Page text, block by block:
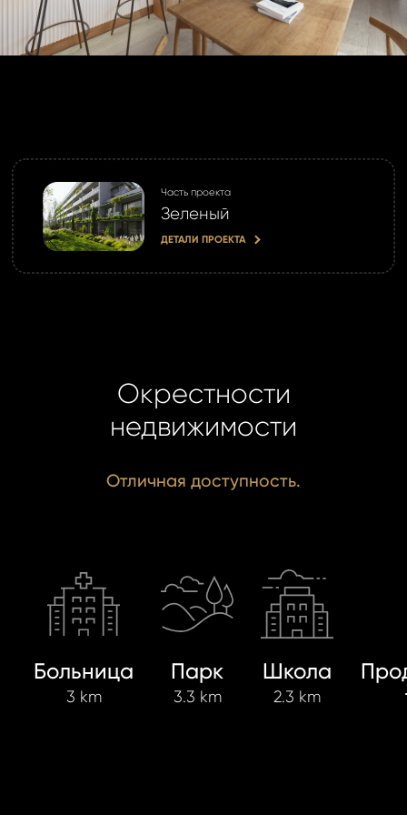
Часть проекта
Зеленый
ДЕТАЛИ ПРОЕКТА
Окрестности
недвижимости
Отличная доступность.
Больница
3 km
Парк
3.3 km
Школа
2.3 km